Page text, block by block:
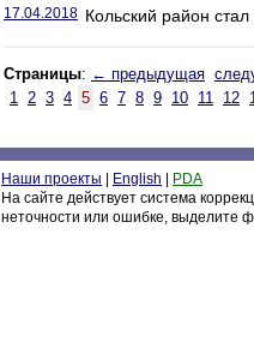
17.04.2018 Кольский район
Страницы: ← предыдущая
1 2 3 4 5 6 7 8 9 10 11 12
Наши проекты English
PDA
На сайте действует система
неточности или ошибке, выделите